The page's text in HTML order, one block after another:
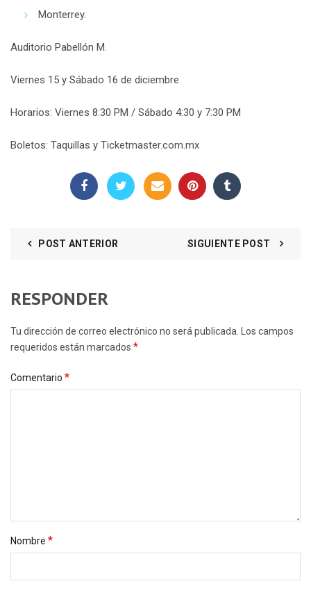
Monterrey.
Auditorio Pabellón M.
Viernes 15 y Sábado 16 de diciembre
Horarios: Viernes 8:30 PM / Sábado 4:30 y 7:30 PM
Boletos: Taquillas y Ticketmaster.com.mx
POST ANTERIOR SIGUIENTE POST
RESPONDER
Tu dirección de correo electrónico no será publicada. Los campos
requeridos están marcados *
Comentario *
Nombre *